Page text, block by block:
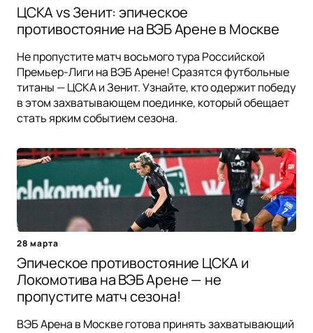
ЦСКА vs Зенит: эпическое
противостояние на ВЭБ Арене в Москве
Не пропустите матч восьмого тура Российской
Премьер-Лиги на ВЭБ Арене! Сразятся футбольные
титаны — ЦСКА и Зенит. Узнайте, кто одержит победу
в этом захватывающем поединке, который обещает
стать ярким событием сезона.
28 марта
Эпическое противостояние ЦСКА и
Локомотива на ВЭБ Арене — не
пропустите матч сезона!
ВЭБ Арена в Москве готова принять захватывающий